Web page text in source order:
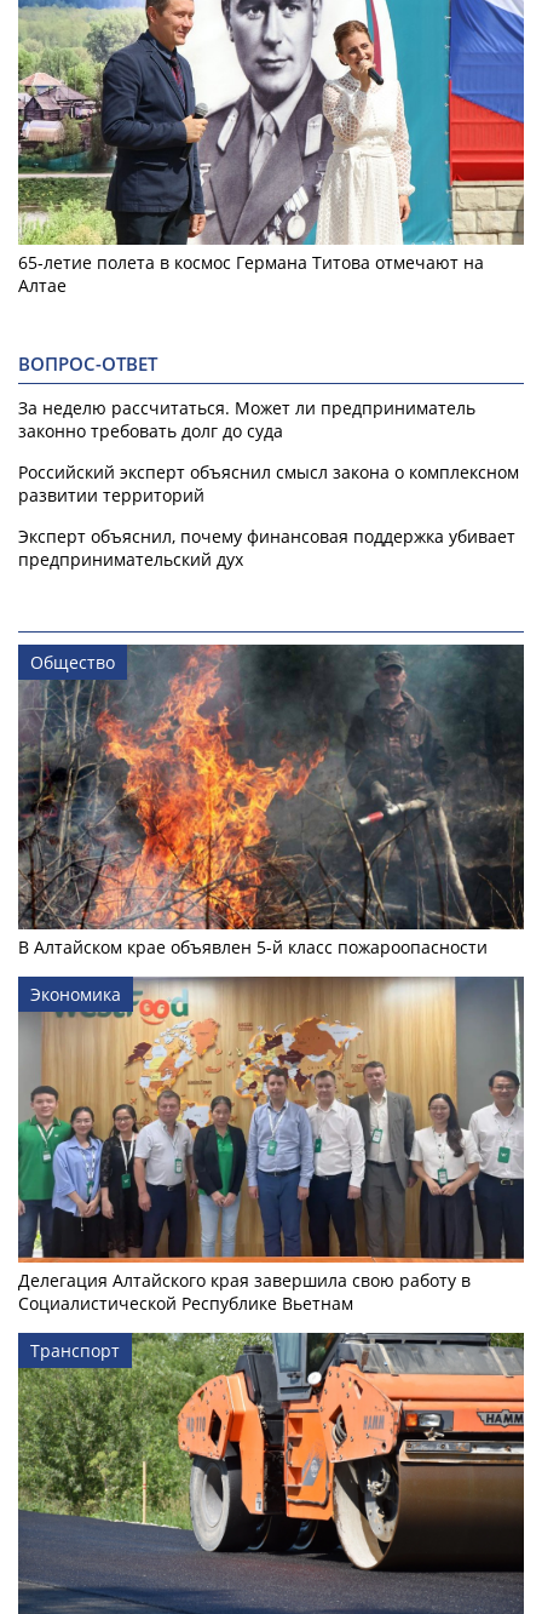
65-летие полета в космос Германа Титова отмечают на
Алтае
ВОПРОС-ОТВЕТ
За неделю рассчитаться. Может ли предприниматель
законно требовать долг до суда
Российский эксперт объяснил смысл закона о комплексном
развитии территорий
Эксперт объяснил, почему финансовая поддержка убивает
предпринимательский дух
Общество
В Алтайском крае объявлен 5-й класс пожароопасности
Экономика
Делегация Алтайского края завершила свою работу в
Социалистической Республике Вьетнам
Транспорт